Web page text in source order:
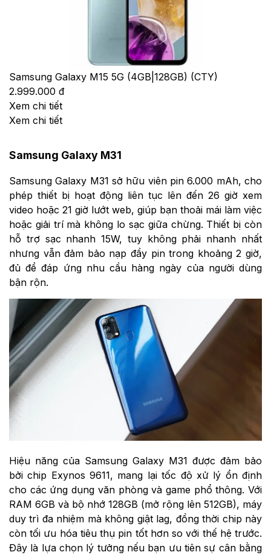
Samsung Galaxy M15 5G (4GB|128GB) (CTY)
2.999.000 đ
Xem chi tiết
Xem chi tiết
Samsung Galaxy M31
Samsung Galaxy M31 sở hữu viên pin 6.000 mAh, cho
phép thiết bị hoạt động liên tục lên đến 26 giờ xem
video hoặc 21 giờ lướt web, giúp bạn thoải mái làm việc
hoặc giải trí mà không lo sạc giữa chừng. Thiết bị còn
hỗ trợ sạc nhanh 15W, tuy không phải nhanh nhất
nhưng vẫn đảm bảo nạp đầy pin trong khoảng 2 giờ,
đủ để đáp ứng nhu cầu hàng ngày của người dùng
bận rộn.
Hiệu năng của Samsung Galaxy M31 được đảm bảo
bởi chip Exynos 9611, mang lại tốc độ xử lý ổn định
cho các ứng dụng văn phòng và game phổ thông. Với
RAM 6GB và bộ nhớ 128GB (mở rộng lên 512GB), máy
duy trì đa nhiệm mà không giật lag, đồng thời chip này
còn tối ưu hóa tiêu thụ pin tốt hơn so với thế hệ trước.
Đây là lựa chọn lý tưởng nếu bạn ưu tiên sự cân bằng